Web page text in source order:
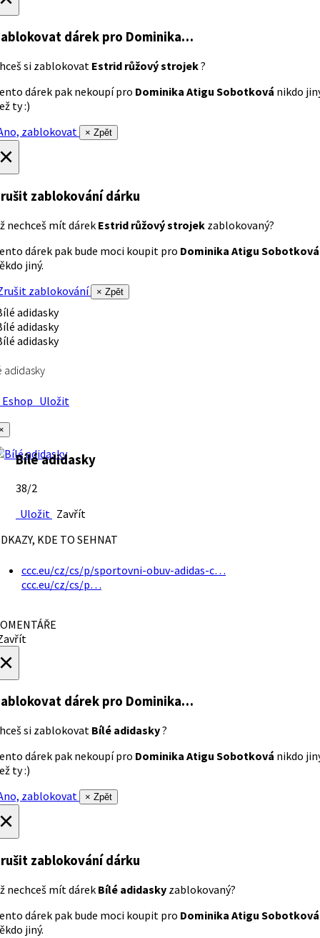
dárek pro Dominika…
si zablokovat Estrid růžový strojek?
dárek pak nekoupí pro Dominika Atigu Sobotková nikdo
ty :)
zablokovat
× Zpět
zablokování dárku
nechceš mít dárek Estrid růžový strojek zablokovaný?
dárek pak bude moci koupit pro Dominika Atigu Sobotková
jiný.
zablokování
× Zpět
adidasky
Uložit
Bílé adidasky
38/2
Uložit Zavřít
KDE TO SEHNAT
ccc.eu/cz/cs/p/sportovni-obuv-adidas-c…
ccc.eu/cz/cs/p…
dárek pro Dominika…
si zablokovat Bílé adidasky?
dárek pak nekoupí pro Dominika Atigu Sobotková nikdo
ty :)
zablokovat
× Zpět
zablokování dárku
nechceš mít dárek Bílé adidasky zablokovaný?
dárek pak bude moci koupit pro Dominika Atigu Sobotková
jiný.